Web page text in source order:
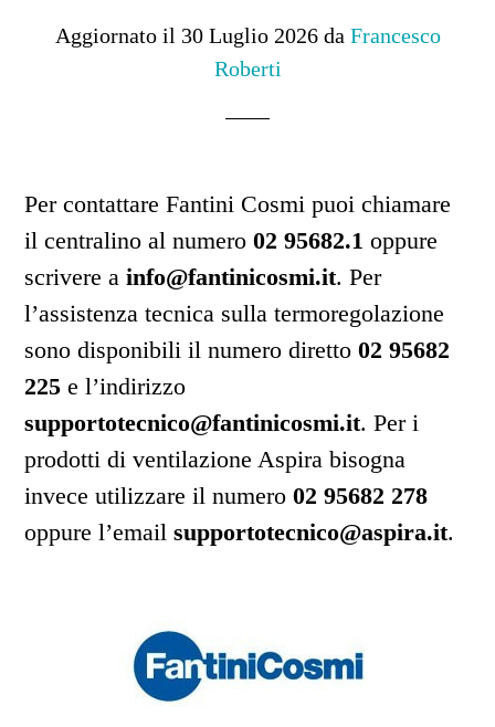
Aggiornato il 30 Luglio 2026da Francesco
Roberti
Per contattare Fantini Cosmi puoi chiamare
il centralino al numero02 95682.1 oppure
scrivere ainfo@fantinicosmi.it. Per
l’assistenza tecnica sulla termoregolazione
sono disponibili il numero diretto02 95682
225 e l’indirizzo
supportotecnico@fantinicosmi.it. Per i
prodotti di ventilazione Aspira bisogna
invece utilizzare il numero02 95682 278
oppure l’emailsupportotecnico@aspira.it.